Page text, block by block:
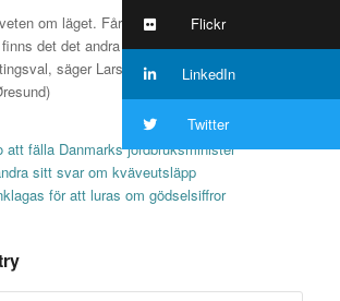
om läget. Får det mig att avskeda min
det det andra lite mer troliga utfallet. Det
säger Lars Løkke Rasmussen till DR
att fälla Danmarks jordbruksminister
sitt svar om kväveutsläpp
för att luras om gödselsiffror
Flickr
LinkedIn
Twitter